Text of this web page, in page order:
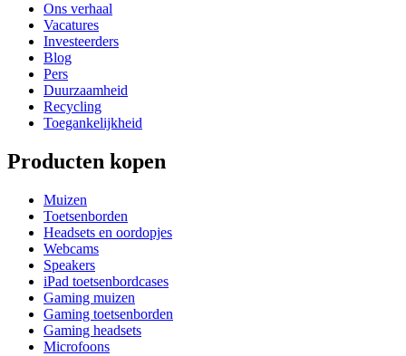
Ons verhaal
Vacatures
Investeerders
Blog
Pers
Duurzaamheid
Recycling
Toegankelijkheid
Producten kopen
Muizen
Toetsenborden
Headsets en oordopjes
Webcams
Speakers
iPad toetsenbordcases
Gaming muizen
Gaming toetsenborden
Gaming headsets
Microfoons